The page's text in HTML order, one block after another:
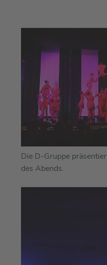
Die D-Gruppe
des Abends.